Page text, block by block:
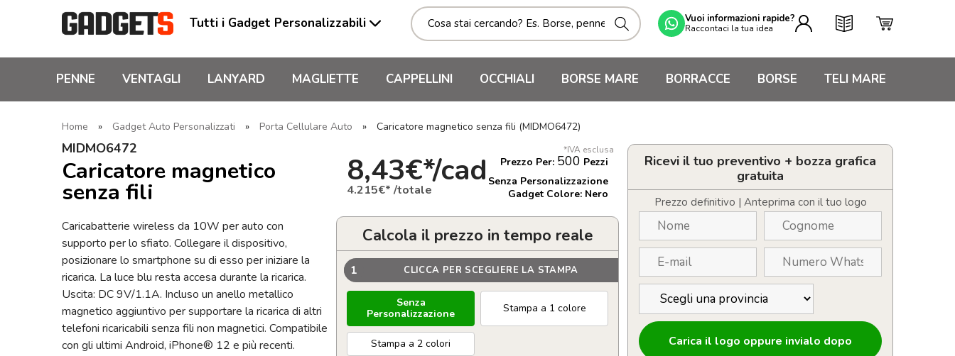
Tutti i Gadget Personalizzabili Vuoi informazioni rapide?
Raccontaci la tua idea
PENNE VENTAGLI LANYARD MAGLIETTE CAPPELLINI OCCHIALI BORSE MARE BORRACCE BORSE TELI MARE
Home » Gadget Auto Personalizzati » Porta Cellulare Auto » Caricatore magnetico senza fili (MIDMO6472)
MIDMO6472
Caricatore magnetico
senza fili
Caricabatterie wireless da 10W per auto con
supporto per lo sfiato. Collegare il dispositivo,
posizionare lo smartphone su di esso per iniziare la
ricarica. La luce blu resta accesa durante la ricarica.
Uscita: DC 9V/1.1A. Incluso un anello metallico
magnetico aggiuntivo per supportare la ricarica di altri
telefoni ricaricabili senza fili non magnetici. Compatibile
con gli ultimi Android, iPhone® 12 e più recenti.
*IVA esclusa
8,43€*/cad
4.215€* /totale
Prezzo Per: 500 Pezzi
Senza Personalizzazione
Gadget Colore: Nero
Calcola il prezzo in tempo reale
1 CLICCA PER SCEGLIERE LA STAMPA
Senza
Personalizzazione
Stampa a 1 colore
Stampa a 2 colori
Ricevi il tuo preventivo + bozza grafica
gratuita
Prezzo definitivo | Anteprima con il tuo logo
Carica il logo oppure invialo dopo